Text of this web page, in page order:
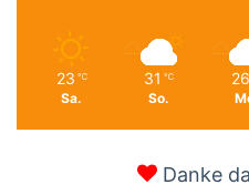
23 ℃
Sa.
31 ℃
So.
26
Danke